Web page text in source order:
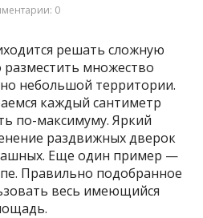
0
решать сложную
множество
небольшой территории.
каждый сантиметр
по-максимуму. Яркий
раздвижных дверок
Еще один пример —
Правильно подобранное
весь имеющийся